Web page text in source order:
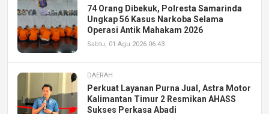
74 Orang Dibekuk, Polresta Samarinda
Ungkap 56 Kasus Narkoba Selama
Operasi Antik Mahakam 2026
Sabtu, 01 Agu 2026 06:43
DAERAH
Perkuat Layanan Purna Jual, Astra Motor
Kalimantan Timur 2 Resmikan AHASS
Sukses Perkasa Abadi